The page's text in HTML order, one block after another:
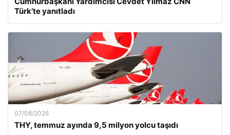
Türk’te yanıtladı
07/08/2026
THY, temmuz ayında 9,5 milyon yolcu taşıdı